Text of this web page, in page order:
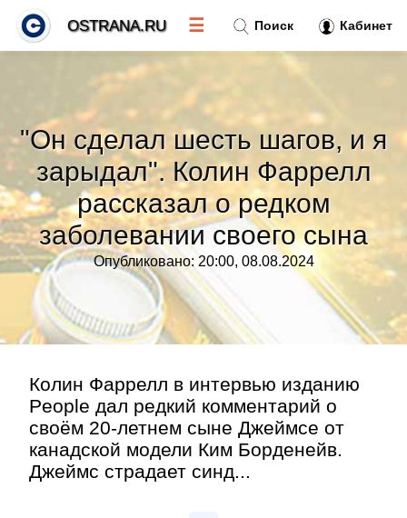
"Он сделал шесть шагов, и я
зарыдал". Колин Фаррелл
рассказал о редком
заболевании своего сына
Опубликовано: 20:00, 08.08.2024
Колин Фаррелл в интервью изданию
People дал редкий комментарий о
своём 20-летнем сыне Джеймсе от
канадской модели Ким Борденейв.
Джеймс страдает синд...
Поиск Кабинет
OSTRANA.RU ☰
Тренды новостей »
Рубрики»
Правила»
Контакт»